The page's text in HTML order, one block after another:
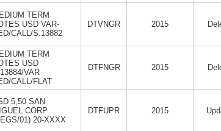
TERM
USD VAR-
CALL/S.13882
DTVNGR 2015
TERM
USD
VAR
CALL/FLAT
DTFNGR 2015
5,50 SAN
CORP
01) 20-XXXX
DTFUPR 2015